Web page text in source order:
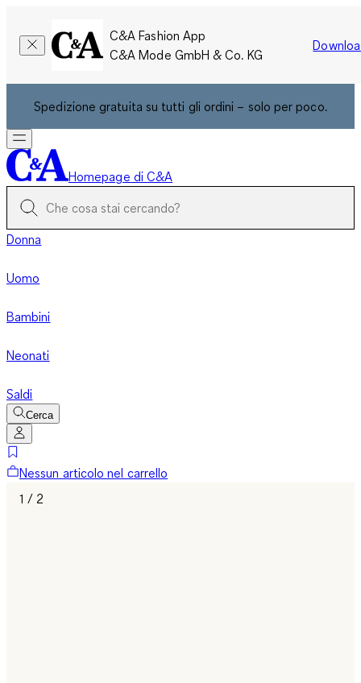
C&A Fashion App
C&A Mode GmbH & Co. KG
Spedizione gratuita su tutti gli ordini – solo per poco.
Homepage di C&A
Donna
Uomo
Bambini
Neonati
Saldi
Cerca
Nessun articolo nel carrello
1 / 2